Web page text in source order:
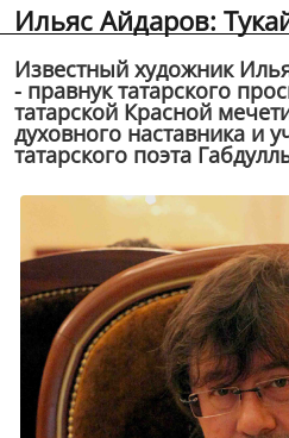
Ильяс Айдаров:
Известный художник
- правнук татарского
татарской Красной
духовного наставника и
татарского поэта